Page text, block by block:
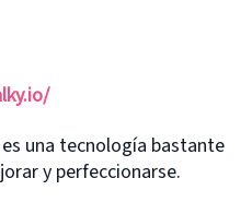
una tecnología bastante
y perfeccionarse.